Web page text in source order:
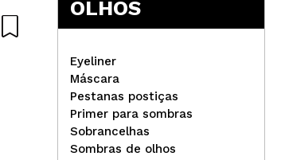
CORAZONA - Paleta de
Sombras Lovin' You - Vol. 2
OLHOS
Eyeliner
Máscara
Pestanas postiças
Primer para sombras
Sobrancelhas
Sombras de olhos